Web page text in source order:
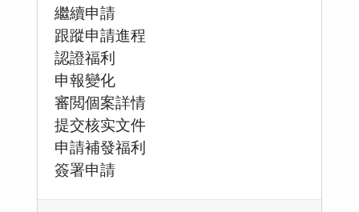
繼續申請
跟蹤申請進程
認證福利
申報變化
審閲個案詳情
提交核实文件
申請補發福利
簽署申請